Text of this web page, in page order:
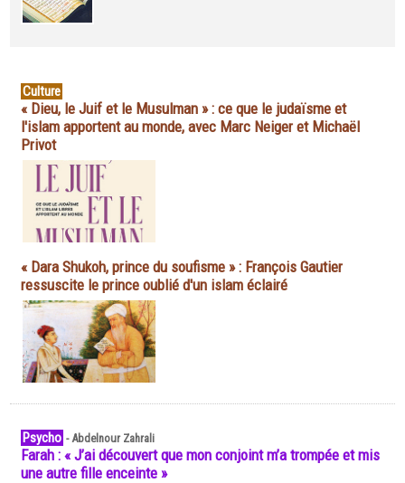
Culture
« Dieu, le Juif et le Musulman » : ce que le judaïsme et
l'islam apportent au monde, avec Marc Neiger et Michaël
Privot
« Dara Shukoh, prince du soufisme » : François Gautier
ressuscite le prince oublié d'un islam éclairé
Psycho -Abdelnour Zahrali
Farah : « J’ai découvert que mon conjoint m’a trompée et mis
une autre fille enceinte »